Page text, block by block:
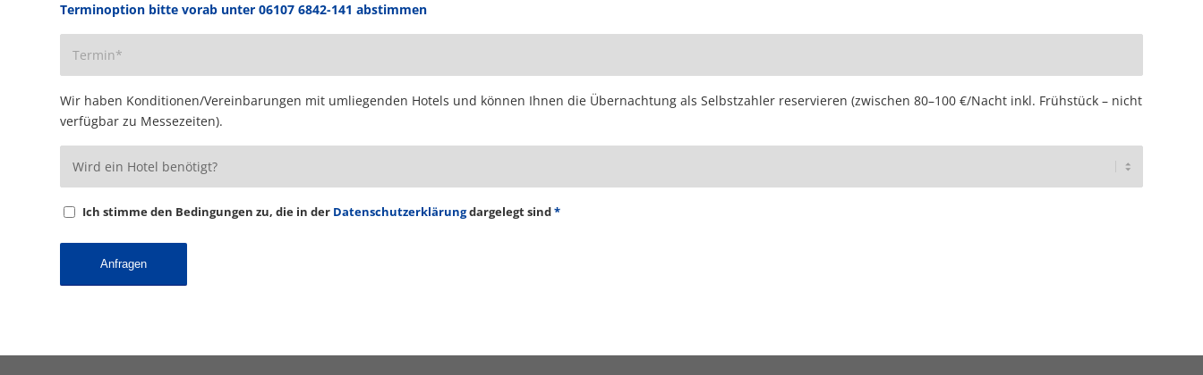
Terminoption bitte vorab unter 06107 6842-141 abstimmen
Wir haben Konditionen/Vereinbarungen mit umliegenden Hotels und können Ihnen die Übernachtung als Selbstzahler reservieren (zwischen 80–100 €/Nacht inkl. Frühstück – nicht
verfügbar zu Messezeiten).
Ich stimme den Bedingungen zu, die in der Datenschutzerklärungdargelegt sind*